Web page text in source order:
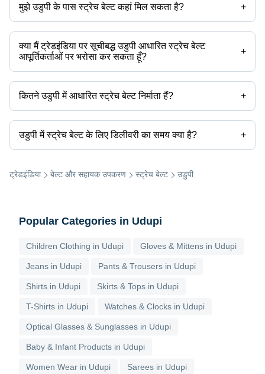
मुझे उडुपी के पास स्ट्रेच बेल्ट कहां मिल सकता है? +
आप स्ट्रेच बेल्ट को उडुपी के आस-पास पा सकते हैं जैसे श्रीपेरंबदुर दिल्ली। आप उडुपी में
स्ट्रेच बेल्ट आपूर्तिकर्ताओं को खोजने के लिए Tradeindia का भी उपयोग कर सकते हैं।
क्या मैं ट्रेडइंडिया पर सूचीबद्ध उडुपी आधारित स्ट्रेच बेल्ट
आपूर्तिकर्ताओं पर भरोसा कर सकता हूँ?
+
आप उडुपी आधारित स्ट्रेच बेल्ट आपूर्तिकर्ताओं को खोजने के लिए ट्रेडइंडिया पर ट्रस्ट स्टैम्प
सुविधा का उपयोग कर सकते हैं जिन्हें भरोसेमंद के रूप में सत्यापित किया गया है। आप एक
सूचित निर्णय लेने में सहायता के लिए आपूर्तिकर्ता की रेटिंग और पिछले ग्राहकों से प्रतिक्रिया
भी देख सकते हैं।
कितने उडुपी में आधारित स्ट्रेच बेल्ट निर्माता हैं? +
उडुपी में कई स्ट्रेच बेल्ट निर्माता हैं। आप उडुपी में स्ट्रेच बेल्ट निर्माताओं को खोजने के लिए
Tradeindia का उपयोग कर सकते हैं और अपनी आवश्यकताओं के आधार पर अपनी खोज
को फ़िल्टर कर सकते हैं।
उडुपी में स्ट्रेच बेल्ट के लिए डिलीवरी का समय क्या है? +
उडुपी में स्ट्रेच बेल्ट के लिए डिलीवरी का समय निर्माता और उत्पाद के आधार पर अलग-अलग
आपूर्तिकर्ताओं के लिए डिलीवरी का समय 1 सप्ताह तक लग सकता है।
ट्रेडइंडिया बेल्ट और सहायक उपकरण स्ट्रेच बेल्ट उडुपी
Popular Categories in Udupi
Children Clothing in Udupi Gloves & Mittens in Udupi
Jeans in Udupi Pants & Trousers in Udupi
Shirts in Udupi Skirts & Tops in Udupi
T-Shirts in Udupi Watches & Clocks in Udupi
Optical Glasses & Sunglasses in Udupi
Baby & Infant Products in Udupi
Women Wear in Udupi Sarees in Udupi